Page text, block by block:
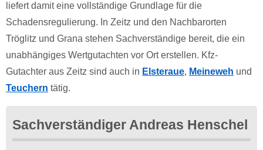
liefert damit eine vollständige Grundlage für die
Schadensregulierung. In Zeitz und den Nachbarorten
Tröglitz und Grana stehen Sachverständige bereit, die ein
unabhängiges Wertgutachten vor Ort erstellen. Kfz-
Gutachter aus Zeitz sind auch in Elsteraue, Meineweh und
Teuchern tätig.
Sachverständiger Andreas Henschel